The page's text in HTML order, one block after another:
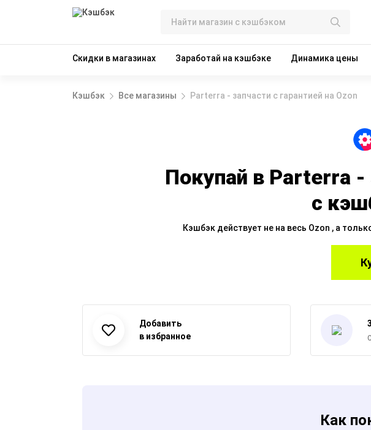
Скидки в магазинах Заработай на кэшбэке Динамика цены
Кэшбэк Все магазины Parterra - запчасти с гарантией на Ozon
Покупай в Parterra -
с
Кэшбэк действует не на весь Ozon , а
Добавить
Как